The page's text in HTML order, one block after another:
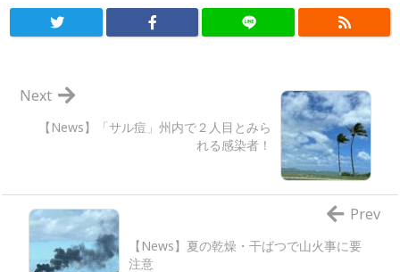
【News】「サル痘」州内で２人目とみら
れる感染者！
Next
【News】夏の乾燥・干ばつで山火事に要
注意
Prev